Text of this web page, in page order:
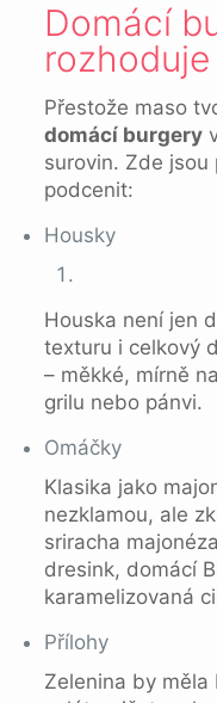
Domácí
Přestože maso
domácí burgery
surovin. Zde jsou
podcenit:
Housky
Houska není jen
texturu i celkový
– měkké, mírně
grilu nebo pánvi.
Omáčky
Klasika jako
nezklamou, ale
sriracha
dresink, domácí
karamelizovaná
Přílohy
Zelenina by